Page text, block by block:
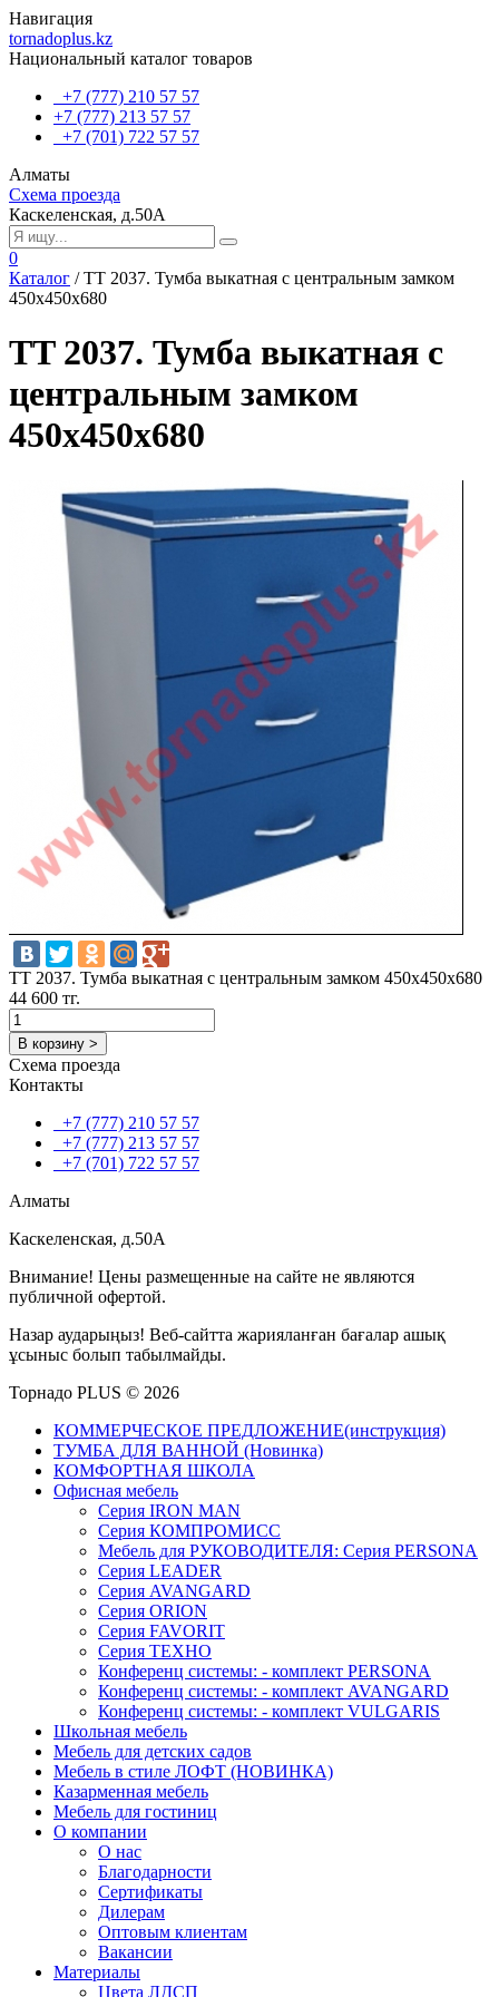
Навигация
tornadoplus.kz
Национальный каталог товаров
+7 (777) 210 57 57
+7 (777) 213 57 57
+7 (701) 722 57 57
Алматы
Схема проезда
Каскеленская, д.50А
0
Каталог /TT 2037. Тумба выкатная с центральным замком
450х450х680
TT 2037. Тумба выкатная с
центральным замком
450х450х680
TT 2037. Тумба выкатная с центральным замком 450х450х680
44 600 тг.
В корзину >
Схема проезда
Контакты
+7 (777) 210 57 57
+7 (777) 213 57 57
+7 (701) 722 57 57
Алматы
Каскеленская, д.50А
Внимание! Цены размещенные на сайте не являются
публичной офертой.
Назар аударыңыз! Веб-сайтта жарияланған бағалар ашық
ұсыныс болып табылмайды.
Торнадо PLUS © 2026
КОММЕРЧЕСКОЕ ПРЕДЛОЖЕНИЕ(инструкция)
ТУМБА ДЛЯ ВАННОЙ (Новинка)
КОМФОРТНАЯ ШКОЛА
Офисная мебель
Серия IRON MAN
Серия КОМПРОМИСС
Мебель для РУКОВОДИТЕЛЯ: Серия PERSONA
Серия LEADER
Серия AVANGARD
Серия ORION
Серия FAVORIT
Серия ТЕХНО
Конференц системы: - комплект PERSONA
Конференц системы: - комплект AVANGARD
Конференц системы: - комплект VULGARIS
Школьная мебель
Мебель для детских садов
Мебель в стиле ЛОФТ (НОВИНКА)
Казарменная мебель
Мебель для гостиниц
О компании
О нас
Благодарности
Сертификаты
Дилерам
Оптовым клиентам
Вакансии
Материалы
Цвета ЛДСП